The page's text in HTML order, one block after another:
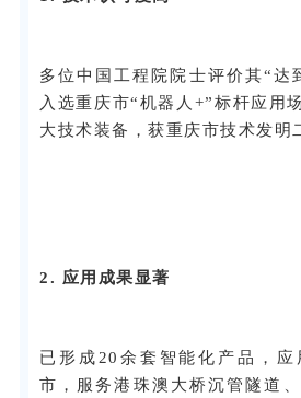
多位中国工程院院士评价其“达
入选重庆市“机器人+”标杆应用
大技术装备，获重庆市技术发明
2. 应用成果显著
已形成20余套智能化产品，
市，服务港珠澳大桥沉管隧道